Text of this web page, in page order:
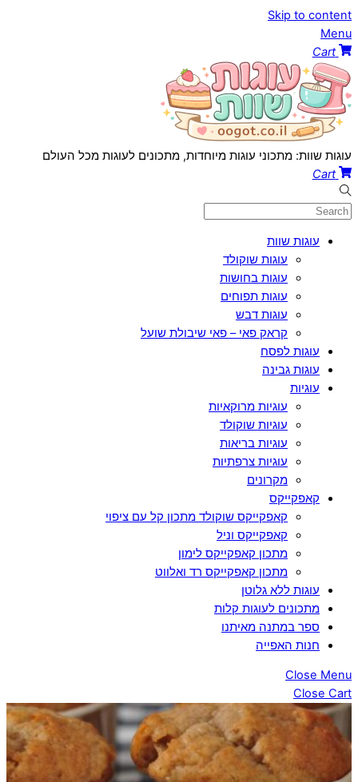
Skip to content
Menu
Cart
עוגות שוות: מתכוני עוגות מיוחדות, מתכונים לעוגות מכל העולם
Cart
עוגות שוות
עוגות שוקולד
עוגות בחושות
עוגות תפוחים
עוגות דבש
קראק פאי – פאי שיבולת שועל
עוגות לפסח
עוגות גבינה
עוגיות
עוגיות מרוקאיות
עוגיות שוקולד
עוגיות בריאות
עוגיות צרפתיות
מקרונים
קאפקייקס
קאפקייקס שוקולד מתכון קל עם ציפוי
קאפקייקס וניל
מתכון קאפקייקס לימון
מתכון קאפקייקס רד ואלווט
עוגות ללא גלוטן
מתכונים לעוגות קלות
ספר במתנה מאיתנו
חנות האפייה
Close Menu
Close Cart